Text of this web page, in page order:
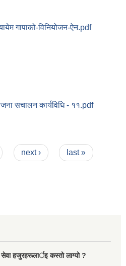
गा‍पाको-विनियोजन-ऐन.pdf
स‌चालन कार्यविधि - ११.pdf
next › last »
सेवा हजुरहरूलार्इ कस्तो लाग्यो ?